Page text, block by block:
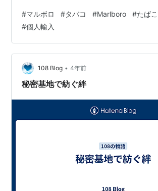
#マルボロ #タバコ #Marlboro #たばこ
#個人輸入
108 Blog • 4年前
秘密基地で紡ぐ絆